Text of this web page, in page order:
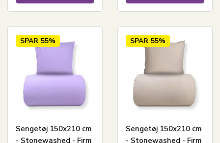
SPAR 55%
Sengetøj 150x210 cm
- Stonewashed - Firm
SPAR 55%
Sengetøj 150x210 cm
- Stonewashed - Firm